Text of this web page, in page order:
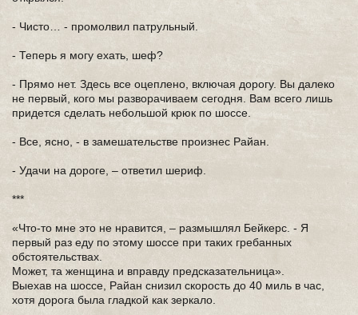
- Чисто… - промолвил патрульный.
- Теперь я могу ехать, шеф?
- Прямо нет. Здесь все оцеплено, включая дорогу. Вы далеко
не первый, кого мы разворачиваем сегодня. Вам всего лишь
придется сделать небольшой крюк по шоссе.
- Все, ясно, - в замешательстве произнес Райан.
- Удачи на дороге, – ответил шериф.
***
«Что-то мне это не нравится, – размышлял Бейкерс. - Я
первый раз еду по этому шоссе при таких гребанных
обстоятельствах.
Может, та женщина и вправду предсказательница».
Выехав на шоссе, Райан снизил скорость до 40 миль в час,
хотя дорога была гладкой как зеркало.